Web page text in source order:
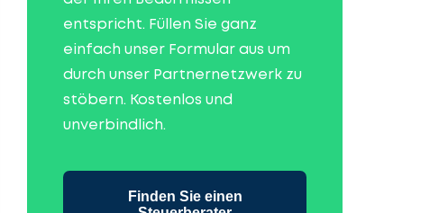
entspricht. Füllen Sie ganz
einfach unser Formular aus um
durch unser Partnernetzwerk zu
stöbern. Kostenlos und
unverbindlich.
Finden Sie einen